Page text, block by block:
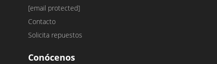
[email protected]
Contacto
Solicita repuestos
Conócenos